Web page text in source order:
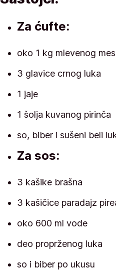
Za ćufte:
oko 1 kg mlevenog
3 glavice crnog luka
1 jaje
1 šolja kuvanog pirinča
so, biber i sušeni beli
Za sos:
3 kašike brašna
3 kašičice paradajz
oko 600 ml vode
deo proprženog luka
so i biber po ukusu